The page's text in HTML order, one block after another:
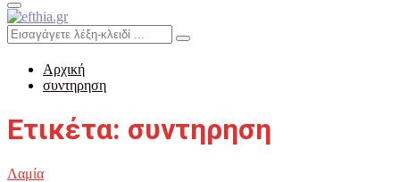
Primary
Menu
Search
for:
Search
Αρχική
συντηρηση
Ετικέτα: συντηρηση
Λαμία